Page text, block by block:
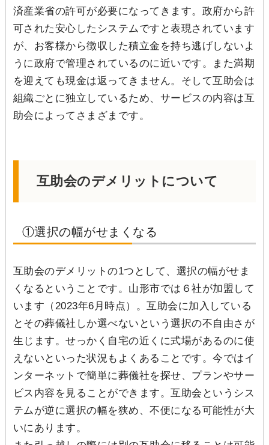
済産業省の許可が必要になってきます。政府から許
可された安心したシステムですと表現されています
が、お客様から徴収した積立金を持ち逃げしないよ
うに政府で管理されているのに近いです。また満期
を迎えても現金は返ってきません。そして互助会は
組織ごとに独立しているため、サービスの内容は互
助会によってさまざまです。
互助会のデメリットについて
①選択の幅がせまくなる
互助会のデメリットの1つとして、選択の幅がせま
くなるということです。山形市では６社が加盟して
います（2023年6月時点）。互助会に加入している
とその葬儀社しか選べないという選択の不自由さが
生じます。せっかく自宅の近くに式場があるのに使
えないといった状況もよくあることです。今ではイ
ンターネットで簡単に葬儀社を探せ、プランやサー
ビス内容を見ることができます。互助会というシス
テムが逆に選択の幅を狭め、不便になる可能性が大
いにあります。